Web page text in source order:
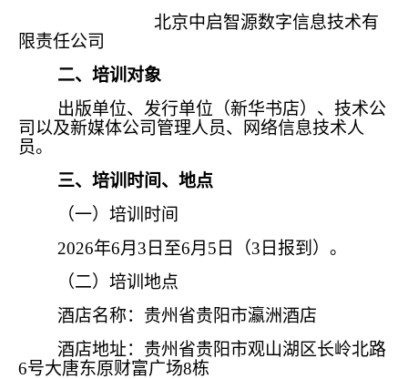
北京中启智源数字信息技术有
限责任公司
二、培训对象
出版单位、发行单位（新华书店）、技术公
司以及新媒体公司管理人员、网络信息技术人
员。
三、培训时间、地点
（一）培训时间
2026年6月3日至6月5日（3日报到）。
（二）培训地点
酒店名称：贵州省贵阳市瀛洲酒店
酒店地址：贵州省贵阳市观山湖区长岭北路
6号大唐东原财富广场8栋